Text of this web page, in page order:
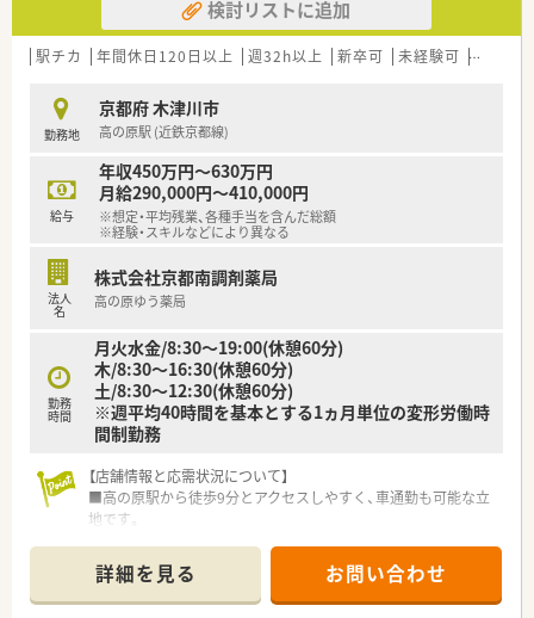
年生になるまで、復職フォロー制度など育児支援が充実していま
す。
■医薬品・化粧品・日用雑貨などを社員価格で購入できる「社員購
間ドッグ・がん検診補助制度」など各種福利制度も充実。
◎店舗の特徴◎
■処方箋枚数も比較的多く、常時複数薬剤師体制になり、安心し
て就業いただけます。
■こちらは調剤専門薬局になります。
■電子薬歴や音声入力システムも導入済みになり、システムも整
■ショッピングモール内にあり、スーパーはもちろん、飲食店も
あり便利です。
検討リストに追加
駅チカ 年間休日120日以上 週32h以上 新卒可 未経験可 ブラン
勤務地
京都府 木津川市
高の原駅 (近鉄京都線)
給与
年収450万円～630万円
月給290,000円～410,000円
※想定・平均残業、各種手当を含んだ総額
※経験・スキルなどにより異なる
法人
名
株式会社京都南調剤薬局
高の原ゆう薬局
勤務
時間
月火水金/8:30～19:00(休憩60分)
木/8:30～16:30(休憩60分)
土/8:30～12:30(休憩60分)
※週平均40時間を基本とする1ヵ月単位の変形労働時
間制勤務
【店舗情報と応需状況について】
■高の原駅から徒歩9分とアクセスしやすく、車通勤も可能な立
地です。
例に対応しています。
■薬剤師は常時2〜2.5名体制、事務員も複数名在籍しており、安
定した運営です。
詳細を見る お問い合わせ